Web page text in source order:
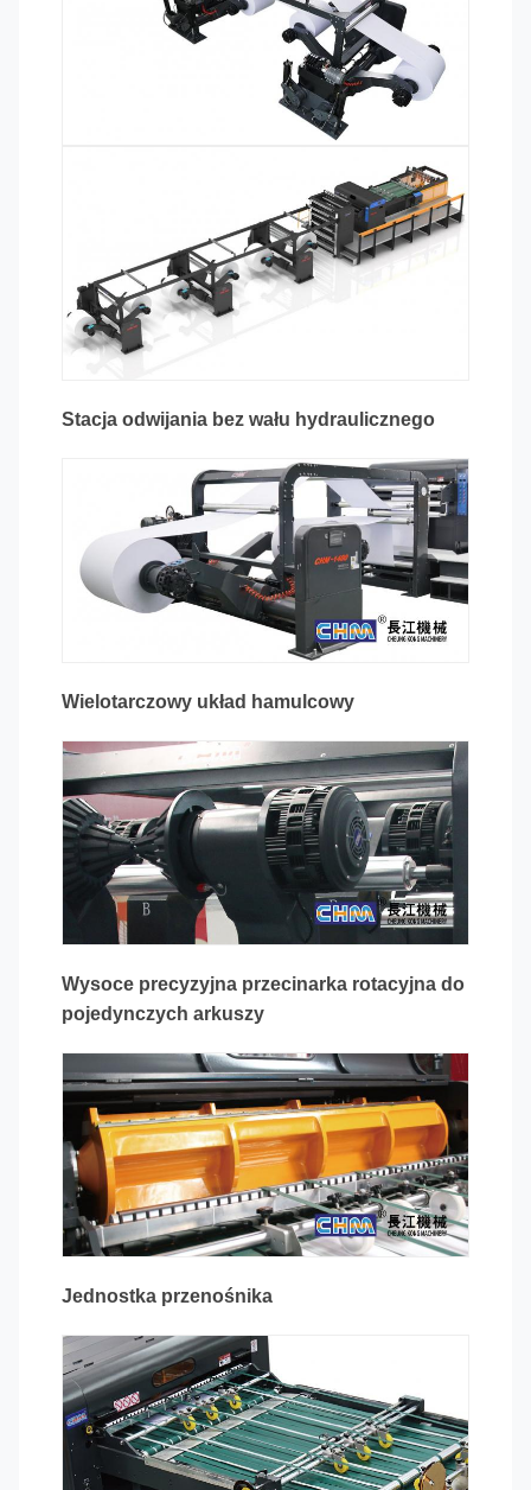
Stacja odwijania bez wału hydraulicznego
Wielotarczowy układ hamulcowy
Wysoce precyzyjna przecinarka rotacyjna do
pojedynczych arkuszy
Jednostka przenośnika